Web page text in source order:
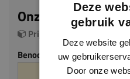
Onze prijs per m²
Prijs per rol (26 m²)
Benodigde aantal m²
Deze
gebruik
Deze website
uw
Door onze